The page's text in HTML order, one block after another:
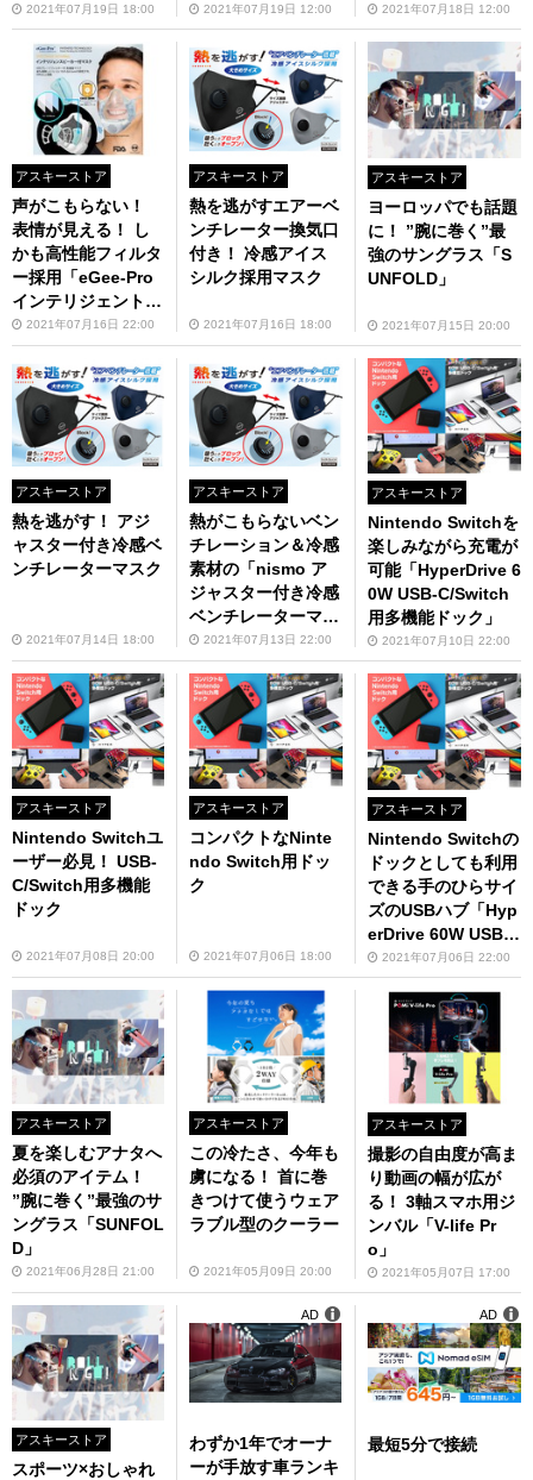
2021年07月19日 18:00 2021年07月19日 12:00 2021年07月18日 12:00
アスキーストア
声がこもらない！
表情が見える！ し
かも高性能フィルタ
ー採用「eGee-Pro
インテリジェントス
ピーカーマスク」が
7700円
2021年07月16日 22:00
アスキーストア
熱を逃がすエアーベ
ンチレーター換気口
付き！ 冷感アイス
シルク採用マスク
2021年07月16日 18:00
アスキーストア
ヨーロッパでも話題
に！ ”腕に巻く”最
強のサングラス「S
UNFOLD」
2021年07月15日 20:00
アスキーストア
熱を逃がす！ アジ
ャスター付き冷感ベ
ンチレーターマスク
2021年07月14日 18:00
アスキーストア
熱がこもらないベン
チレーション＆冷感
素材の「nismo ア
ジャスター付き冷感
ベンチレーターマス
ク」が4345円
2021年07月13日 22:00
アスキーストア
Nintendo Switchを
楽しみながら充電が
可能「HyperDrive 6
0W USB-C/Switch
用多機能ドック」
2021年07月10日 22:00
アスキーストア
Nintendo Switchユ
ーザー必見！ USB-
C/Switch用多機能
ドック
2021年07月08日 20:00
アスキーストア
コンパクトなNinte
ndo Switch用ドッ
ク
2021年07月06日 18:00
アスキーストア
Nintendo Switchの
ドックとしても利用
できる手のひらサイ
ズのUSBハブ「Hyp
erDrive 60W USB-
C/Switch用 多機能
ドック」が9900円
（7月下旬発売）
2021年07月06日 22:00
アスキーストア
夏を楽しむアナタへ
必須のアイテム！
”腕に巻く”最強のサ
ングラス「SUNFOL
D」
2021年06月28日 21:00
アスキーストア
この冷たさ、今年も
虜になる！ 首に巻
きつけて使うウェア
ラブル型のクーラー
2021年05月09日 20:00
アスキーストア
撮影の自由度が高ま
り動画の幅が広が
る！ 3軸スマホ用ジ
ンバル「V-life Pr
o」
2021年05月07日 17:00
アスキーストア
スポーツ×おしゃれ
わずか1年でオーナ
ーが手放す車ランキ
AD
最短5分で接続
AD